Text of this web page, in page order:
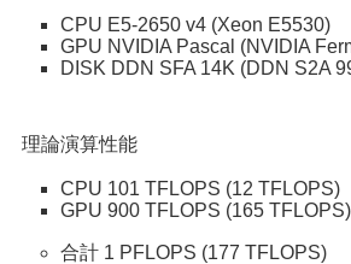
CPU E5-2650 v4 (Xeon E5530)
GPU NVIDIA Pascal (NVIDIA
DISK DDN SFA 14K (DDN S2A
理論演算性能
CPU 101 TFLOPS (12 TFLOPS)
GPU 900 TFLOPS (165 TFLOPS)
合計 1 PFLOPS (177 TFLOPS)